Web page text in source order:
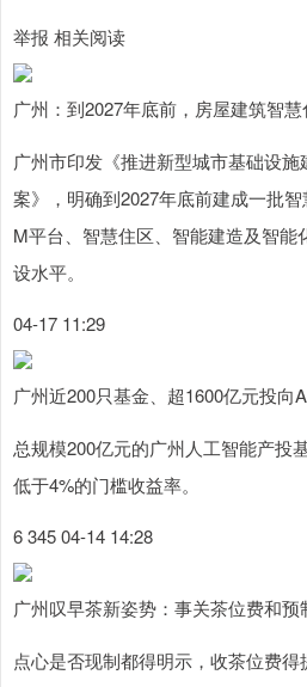
举报 相关阅读
广州：到2027年底前，房屋建筑智
广州市印发《推进新型城市基础设
案》，明确到2027年底前建成一批
M平台、智慧住区、智能建造及智能
设水平。
04-17 11:29
广州近200只基金、超1600亿元投向
总规模200亿元的广州人工智能产投
低于4%的门槛收益率。
6 345 04-14 14:28
广州叹早茶新姿势：事关茶位费和
点心是否现制都得明示，收茶位费得